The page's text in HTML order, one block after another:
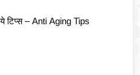
टिप्स – Anti Aging Tips